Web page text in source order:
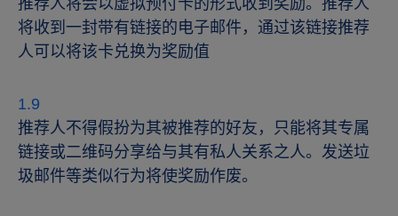
推荐人将会以虚拟预付卡的形式收到奖励。推荐人
将收到一封带有链接的电子邮件，通过该链接推荐
人可以将该卡兑换为奖励值
推荐人不得假扮为其被推荐的好友，只能将其专属
链接或二维码分享给与其有私人关系之人。发送垃
圾邮件等类似行为将使奖励作废。